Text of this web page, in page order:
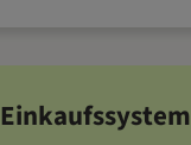
Einkaufssystem